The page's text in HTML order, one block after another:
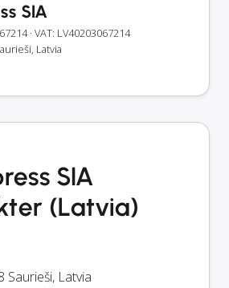
SIA
· VAT: LV40203067214
Latvia
SIA
(Latvia)
Saurieši, Latvia